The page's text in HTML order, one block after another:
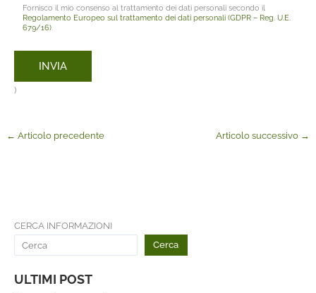
Fornisco il mio consenso al trattamento dei dati personali secondo il
Regolamento Europeo sul trattamento dei dati personali (GDPR – Reg. U.E.
679/16).
)
← Articolo precedente Articolo successivo →
CERCA INFORMAZIONI
Cerca
ULTIMI POST